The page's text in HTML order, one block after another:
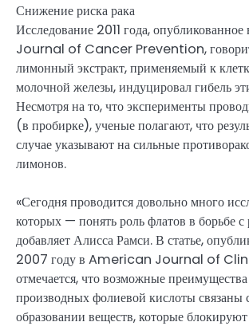
Снижение риска рака
Исследование 2011 года,
Journal of Cancer Prevention,
лимонный экстракт, применяемый к
молочной железы, индуцировал гибель
Несмотря на то, что эксперименты
(в пробирке), ученые полагают, что
случае указывают на сильные
лимонов.
«Сегодня проводится довольно много
которых — понять роль флатов в борьбе
добавляет Алисса Рамси. В статье,
2007 году в American Journal of
отмечается, что возможные
производных фолиевой кислоты связаны
образовании веществ, которые